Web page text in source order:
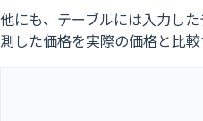
他にも、テーブルには入力し
測した価格を実際の価格と比較